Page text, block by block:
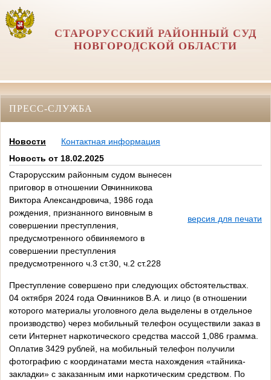
СТАРОРУССКИЙ РАЙОННЫЙ СУД
НОВГОРОДСКОЙ ОБЛАСТИ
ПРЕСС-СЛУЖБА
Новости
Контактная информация
Новость от 18.02.2025
Старорусским районным судом вынесен
приговор в отношении Овчинникова
Виктора Александровича, 1986 года
рождения, признанного виновным в
совершении преступления,
предусмотренного обвиняемого в
совершении преступления
предусмотренного ч.3 ст.30, ч.2 ст.228
версия для печати
Преступление совершено при следующих обстоятельствах.
04 октября 2024 года Овчинников В.А. и лицо (в отношении
которого материалы уголовного дела выделены в отдельное
производство) через мобильный телефон осуществили заказ в
сети Интернет наркотического средства массой 1,086 грамма.
Оплатив 3429 рублей, на мобильный телефон получили
фотографию с координатами места нахождения «тайника-
закладки» с заказанным ими наркотическим средством. По